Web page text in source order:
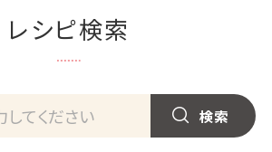
レシピ検索